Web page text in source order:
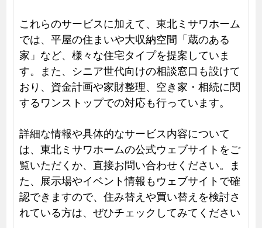
これらのサービスに加えて、東北ミサワホーム
では、平屋の住まいや大収納空間「蔵のある
家」など、様々な住宅タイプを提案していま
す。また、シニア世代向けの相談窓口も設けて
おり、資金計画や家財整理、空き家・相続に関
するワンストップでの対応も行っています。
詳細な情報や具体的なサービス内容について
は、東北ミサワホームの公式ウェブサイトをご
覧いただくか、直接お問い合わせください。ま
た、展示場やイベント情報もウェブサイトで確
認できますので、住み替えや買い替えを検討さ
れている方は、ぜひチェックしてみてください